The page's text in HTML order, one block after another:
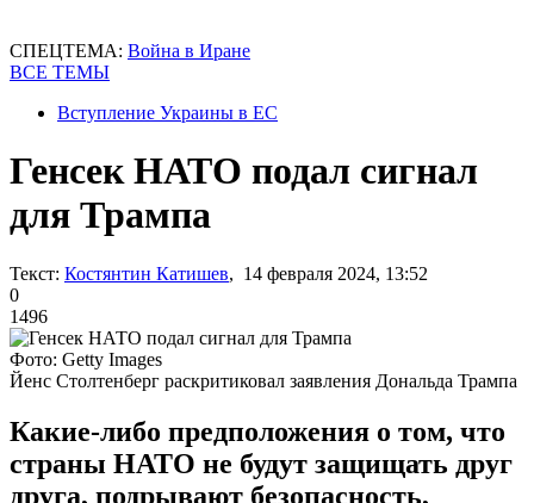
СПЕЦТЕМА: Война в Иране
ВСЕ ТЕМЫ
Вступление Украины в ЕС
Генсек НАТО подал сигнал
для Трампа
Текст: Костянтин Катишев, 14 февраля 2024, 13:52
0
1496
Фото: Getty Images
Йенс Столтенберг раскритиковал заявления Дональда Трампа
Какие-либо предположения о том, что
страны НАТО не будут защищать друг
друга, подрывают безопасность,